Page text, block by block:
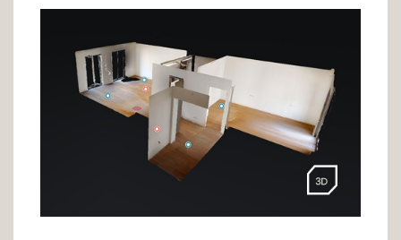
soleil.
L'étage dispose également d'une superbe
suite parentale avec dressing et salle de bain
privative, celle-ci vous offre un accès à l'une
des terrasses du logement.
Véritable coup de cœur, l'offre de cet
appartement est complétée par une cave et